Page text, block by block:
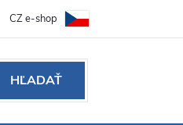
vybrať džínsy Wrangler a LEE
CZ e-shop
HĽADAŤ